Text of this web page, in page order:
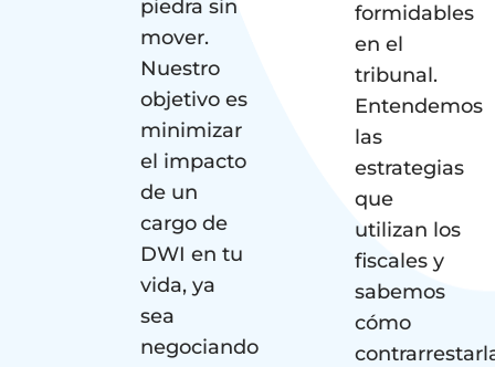
piedra sin
mover.
Nuestro
objetivo es
minimizar
el impacto
de un
cargo de
DWI en tu
vida, ya
sea
negociando
formidables
en el
tribunal.
Entendemos
las
estrategias
que
utilizan los
fiscales y
sabemos
cómo